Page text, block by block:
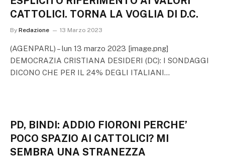
CATTOLICI. TORNA LA VOGLIA DI D.C.
By Redazione 13 Marzo 2023
(AGENPARL) – lun 13 marzo 2023 [image.png]
DEMOCRAZIA CRISTIANA DESIDERI (DC): I SONDAGGI
DICONO CHE PER IL 24% DEGLI ITALIANI…
PD, BINDI: ADDIO FIORONI PERCHE’
POCO SPAZIO AI CATTOLICI? MI
SEMBRA UNA STRANEZZA